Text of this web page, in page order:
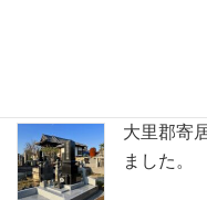
大里郡寄
ました。